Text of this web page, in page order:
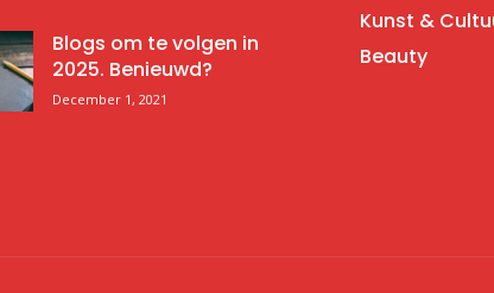
Blogs om te volgen in
2025. Benieuwd?
December 1, 2021
Kunst &
Beauty